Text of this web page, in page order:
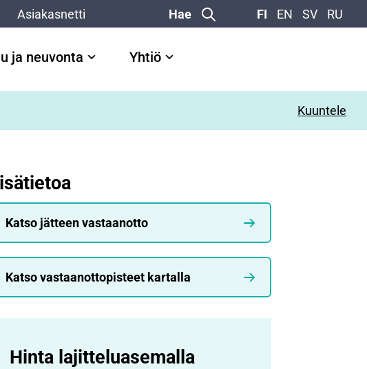
Asiakasnetti Hae FI EN SV RU
ja neuvonta Yhtiö
Kuuntele
Katso jätteen vastaanotto
Katso vastaanottopisteet kartalla
Hinta lajitteluasemalla